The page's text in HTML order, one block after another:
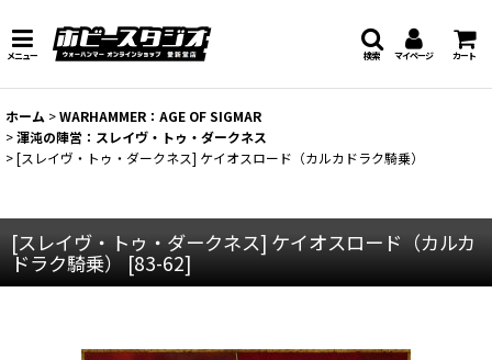
メニュー マイページ カート
検索
ホーム >WARHAMMER：AGE OF SIGMAR
>渾沌の陣営：スレイヴ・トゥ・ダークネス
>[スレイヴ・トゥ・ダークネス] ケイオスロード（カルカドラク騎乗）
[スレイヴ・トゥ・ダークネス] ケイオスロード（カルカ
ドラク騎乗） [83-62]